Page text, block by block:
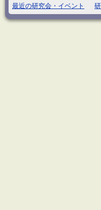
最近の研究会・イベント